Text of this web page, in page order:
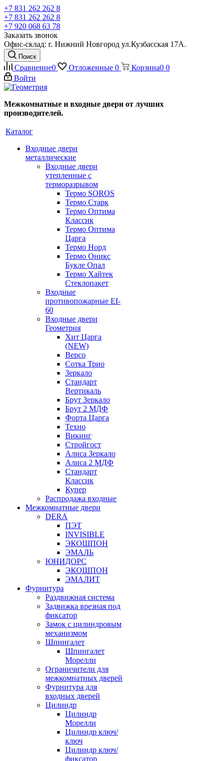
+7 831 262 262 8
+7 831 262 262 8
+7 920 068 63 78
Заказать звонок
Офис-склад: г. Нижний Новгород ул.Кузбасская 17А.
Поиск
Сравнение0 Отложенные 0 Корзина0 0
Войти
Межкомнатные и входные двери от лучших
производителей.
Каталог
Входные двери
металлические
Входные двери
утепленные с
терморазрывом
Термо SOROS
Термо Старк
Термо Оптима
Классик
Термо Оптима
Царга
Термо Норд
Термо Оникс
Букле Опал
Термо Хайтек
Стеклопакет
Входные
противопожарные EI-
60
Входные двери
Геометрия
Хит Царга
(NEW)
Версо
Сотка Трио
Зеркало
Стандарт
Вертикаль
Брут Зеркало
Брут 2 МДФ
Форта Царга
Техно
Викинг
Стройгост
Алиса Зеркало
Алиса 2 МДФ
Стандарт
Классик
Купер
Распродажа входные
Межкомнатные двери
DERA
ПЭТ
INVISIBLE
ЭКОШПОН
ЭМАЛЬ
ЮНИДОРС
ЭКОШПОН
ЭМАЛИТ
Фурнитура
Раздвижная система
Задвижка врезная под
фиксатор
Замок с цилиндровым
механизмом
Шпингалет
Шпингалет
Морелли
Ограничители для
межкомнатных дверей
Фурнитура для
входных дверей
Цилиндр
Цилиндр
Морелли
Цилиндр ключ/
ключ
Цилиндр ключ/
фиксатор